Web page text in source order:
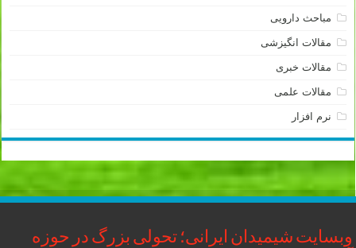
مباحث دارویی
مقالات انگیزشی
مقالات خبری
مقالات علمی
نرم افزار
وبسایت شیمیدان ایرانی؛ تحولی بزرگ در حوزه